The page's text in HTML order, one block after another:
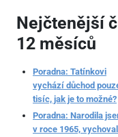
Nejčtenější
12 měsíců
Poradna: Tatínkovi
vychází důchod
tisíc, jak je to možné?
Poradna: Narodila
v roce 1965,